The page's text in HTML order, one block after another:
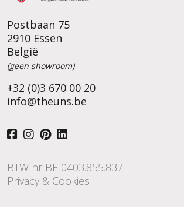
Postbaan 75
2910 Essen
België
(geen showroom)
+32 (0)3 670 00 20
info@theuns.be
BTW nr BE 0403.855.837
Privacy & Cookies